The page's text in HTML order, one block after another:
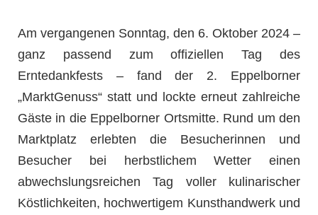
Am vergangenen Sonntag, den 6. Oktober 2024 –
ganz passend zum offiziellen Tag des
Erntedankfests – fand der 2. Eppelborner
„MarktGenuss“ statt und lockte erneut zahlreiche
Gäste in die Eppelborner Ortsmitte. Rund um den
Marktplatz erlebten die Besucherinnen und
Besucher bei herbstlichem Wetter einen
abwechslungsreichen Tag voller kulinarischer
Köstlichkeiten, hochwertigem Kunsthandwerk und